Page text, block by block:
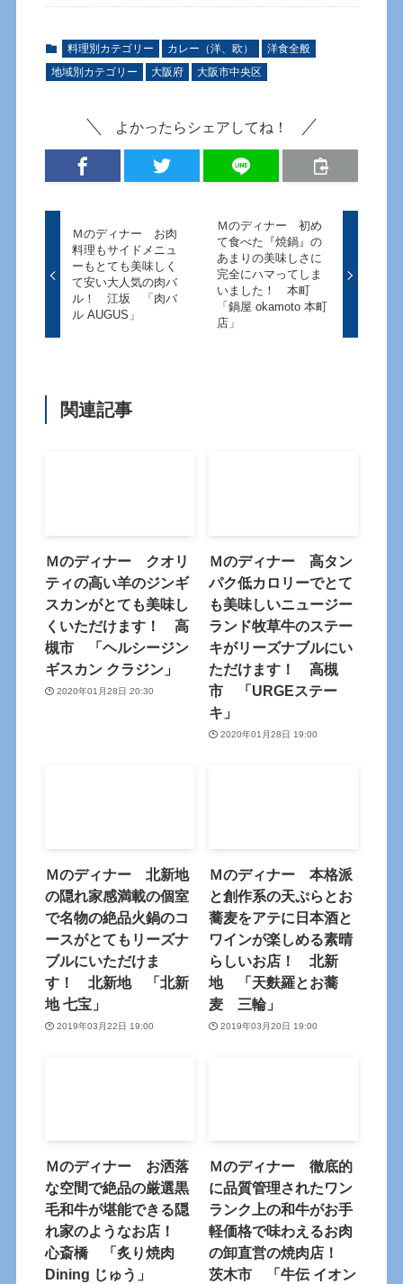
料理別カテゴリー カレー（洋、欧）
洋食全般
地域別カテゴリー
大阪府 大阪市中央区
よかったらシェアしてね！
Ｍのディナー お肉
料理もサイドメニュ
ーもとても美味しく
て安い大人気の肉バ
ル！ 江坂 「肉バ
ル AUGUS」
Ｍのディナー 初め
て食べた『焼鍋』の
あまりの美味しさに
完全にハマってしま
いました！ 本町
「鍋屋 okamoto 本町
店」
関連記事
Ｍのディナー クオリ
ティの高い羊のジンギ
スカンがとても美味し
くいただけます！ 高
槻市 「ヘルシージン
ギスカン クラジン」
2020年01月28日 20:30
Ｍのディナー 高タン
パク低カロリーでとて
も美味しいニュージー
ランド牧草牛のステー
キがリーズナブルにい
ただけます！ 高槻
市 「URGEステー
キ」
2020年01月28日 19:00
Ｍのディナー 北新地
の隠れ家感満載の個室
で名物の絶品火鍋のコ
ースがとてもリーズナ
ブルにいただけま
す！ 北新地 「北新
地 七宝」
2019年03月22日 19:00
Ｍのディナー 本格派
と創作系の天ぷらとお
蕎麦をアテに日本酒と
ワインが楽しめる素晴
らしいお店！ 北新
地 「天麩羅とお蕎
麦 三輪」
2019年03月20日 19:00
Ｍのディナー お洒落
な空間で絶品の厳選黒
毛和牛が堪能できる隠
れ家のようなお店！
心斎橋 「炙り焼肉
Dining じゅう」
Ｍのディナー 徹底的
に品質管理されたワン
ランク上の和牛がお手
軽価格で味わえるお肉
の卸直営の焼肉店！
茨木市 「牛伝 イオン